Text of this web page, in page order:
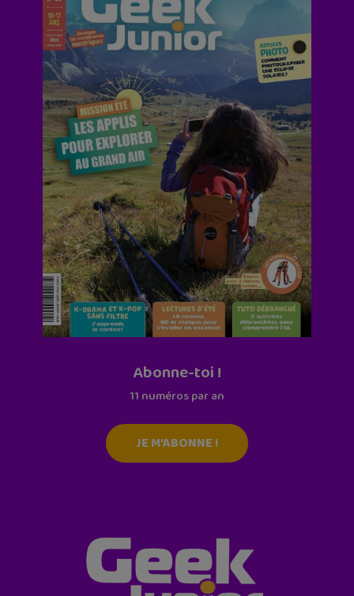
Abonne-toi !
11 numéros par an
JE M'ABONNE !